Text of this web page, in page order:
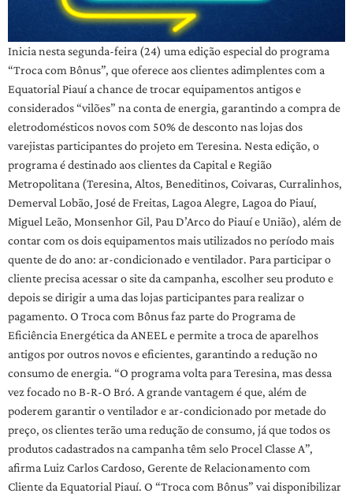
Inicia nesta segunda-feira (24) uma edição especial do programa
“Troca com Bônus”, que oferece aos clientes adimplentes com a
Equatorial Piauí a chance de trocar equipamentos antigos e
considerados “vilões” na conta de energia, garantindo a compra de
eletrodomésticos novos com 50% de desconto nas lojas dos
varejistas participantes do projeto em Teresina. Nesta edição, o
programa é destinado aos clientes da Capital e Região
Metropolitana (Teresina, Altos, Beneditinos, Coivaras, Curralinhos,
Demerval Lobão, José de Freitas, Lagoa Alegre, Lagoa do Piauí,
Miguel Leão, Monsenhor Gil, Pau D’Arco do Piauí e União), além de
contar com os dois equipamentos mais utilizados no período mais
quente de do ano: ar-condicionado e ventilador. Para participar o
cliente precisa acessar o site da campanha, escolher seu produto e
depois se dirigir a uma das lojas participantes para realizar o
pagamento. O Troca com Bônus faz parte do Programa de
Eficiência Energética da ANEEL e permite a troca de aparelhos
antigos por outros novos e eficientes, garantindo a redução no
consumo de energia. “O programa volta para Teresina, mas dessa
vez focado no B-R-O Bró. A grande vantagem é que, além de
poderem garantir o ventilador e ar-condicionado por metade do
preço, os clientes terão uma redução de consumo, já que todos os
produtos cadastrados na campanha têm selo Procel Classe A”,
afirma Luiz Carlos Cardoso, Gerente de Relacionamento com
Cliente da Equatorial Piauí. O “Troca com Bônus” vai disponibilizar